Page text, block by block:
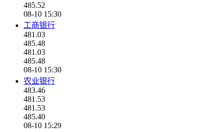
485.52
08-10 15:30
工商银行
481.03
485.48
481.03
485.48
08-10 15:30
农业银行
483.46
481.53
481.53
485.40
08-10 15:29